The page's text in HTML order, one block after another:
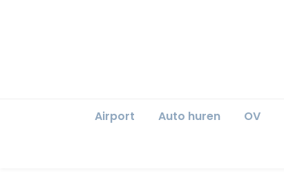
Airport Auto huren OV